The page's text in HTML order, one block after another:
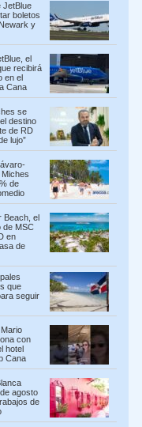
JetBlue
boletos
y
el
recibirá
en el
Cana
se
destino
de RD
lujo”
de
Beach, el
de MSC
en
de
que
seguir
con
hotel
Cana
agosto
de